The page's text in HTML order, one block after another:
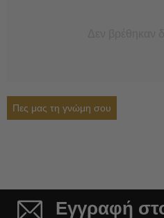
Πες μας τη γνώμη σου
Εγγραφή